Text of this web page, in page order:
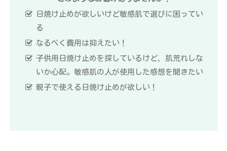
日焼け止めが欲しいけど敏感肌で選びに困ってい
る
なるべく費用は抑えたい！
子供用日焼け止めを探しているけど、肌荒れしな
いか心配。敏感肌の人が使用した感想を聞きたい
親子で使える日焼け止めが欲しい！